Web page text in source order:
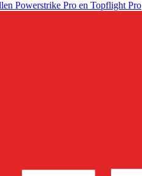
Powerstrike Pro en Topflight Pro